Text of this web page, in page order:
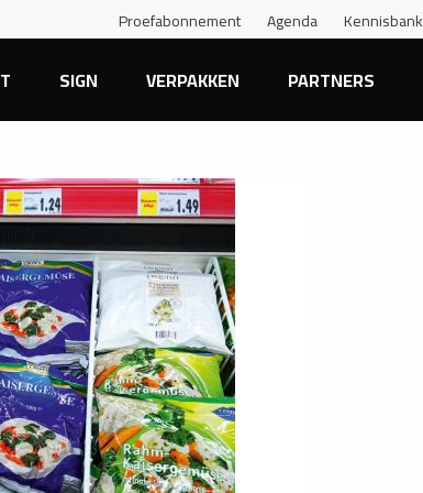
Proefabonnement Agenda Kennisbank
SIGN VERPAKKEN PARTNERS